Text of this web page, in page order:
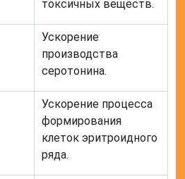
токсичных веществ.
Ускорение
производства
серотонина.
Ускорение процесса
формирования
клеток эритроидного
ряда.